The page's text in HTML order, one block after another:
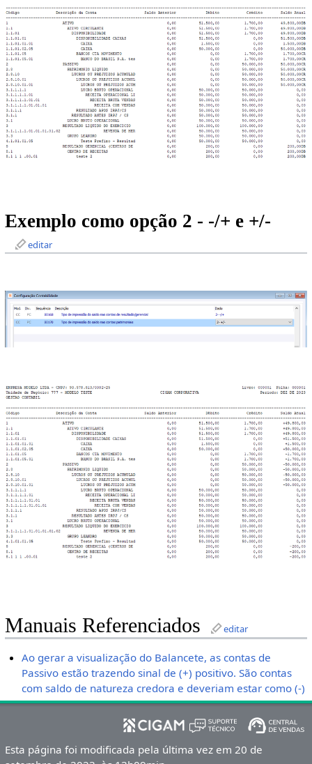
Exemplo como opção 2 - -/+ e +/-
editar
Manuais Referenciados editar
Ao gerar a visualização do Balancete, as contas de
Passivo estão trazendo sinal de (+) positivo. São contas
com saldo de natureza credora e deveriam estar como (-)
Esta página foi modificada pela última vez em 20 de